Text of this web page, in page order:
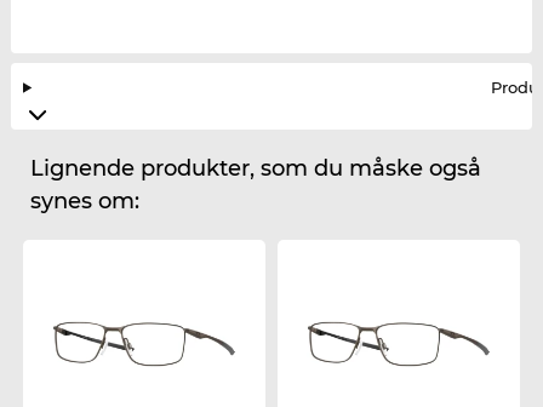
Lignende produkter, som du måske også
synes om: